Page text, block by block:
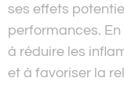
ses effets
performances.
à réduire les
et à favoriser la